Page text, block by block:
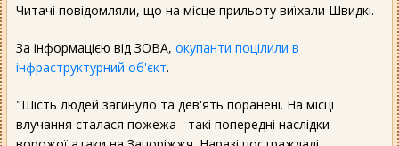
Читачі повідомляли, що на місце прильоту виїхали Швидкі.
За інформацією від ЗОВА, окупанти поцілили в
інфраструктурний об'єкт.
"Шість людей загинуло та дев'ять поранені. На місці
влучання сталася пожежа - такі попередні наслідки